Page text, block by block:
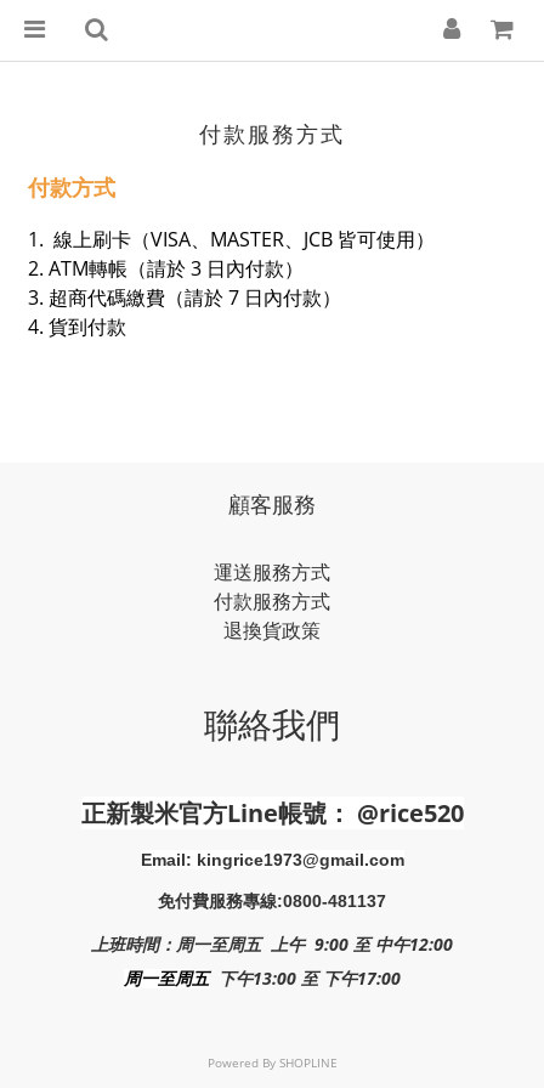
付款服務方式
付款方式
1. 線上刷卡（VISA、MASTER、JCB 皆可使用）
2. ATM轉帳（請於 3 日內付款）
3. 超商代碼繳費（請於 7 日內付款）
4. 貨到付款
顧客服務
運送服務方式
付款服務方式
退換貨政策
聯絡我們
正新製米官方Line帳號： @rice520
Email: kingrice1973@gmail.com
免付費服務專線:0800-481137
上班時間：周一至周五 上午 9:00 至 中午12:00
周一至周五下午13:00 至 下午17:00
Powered By SHOPLINE